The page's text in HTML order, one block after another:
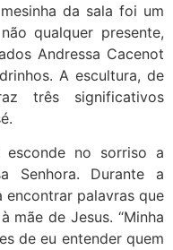
da sala foi um
qualquer presente,
Andressa Cacenot
A escultura, de
três significativos
no sorriso a
Senhora. Durante a
encontrar palavras que
mãe de Jesus. “Minha
de eu entender quem